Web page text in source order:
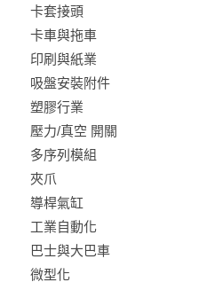
卡套接頭
卡車與拖車
印刷與紙業
吸盤安裝附件
塑膠行業
壓力/真空 開關
多序列模組
夾爪
導桿氣缸
工業自動化
巴士與大巴車
微型化